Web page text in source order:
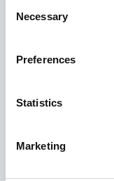
Selection
Necessary
Preferences
Statistics
Marketing
tecnología de
información que
y de entrega.
Al automatizar los
intervención
aún así garantizar